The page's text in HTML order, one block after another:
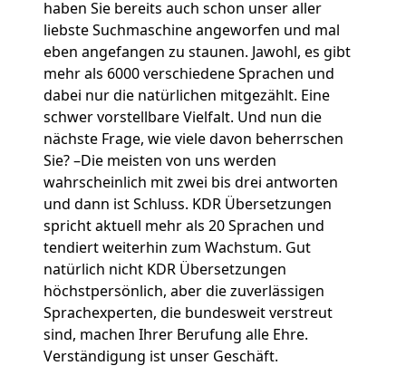
haben Sie bereits auch schon unser aller
liebste Suchmaschine angeworfen und mal
eben angefangen zu staunen. Jawohl, es gibt
mehr als 6000 verschiedene Sprachen und
dabei nur die natürlichen mitgezählt. Eine
schwer vorstellbare Vielfalt. Und nun die
nächste Frage, wie viele davon beherrschen
Sie? –Die meisten von uns werden
wahrscheinlich mit zwei bis drei antworten
und dann ist Schluss. KDR Übersetzungen
spricht aktuell mehr als 20 Sprachen und
tendiert weiterhin zum Wachstum. Gut
natürlich nicht KDR Übersetzungen
höchstpersönlich, aber die zuverlässigen
Sprachexperten, die bundesweit verstreut
sind, machen Ihrer Berufung alle Ehre.
Verständigung ist unser Geschäft.